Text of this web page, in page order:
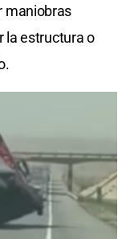
maniobras
la estructura o